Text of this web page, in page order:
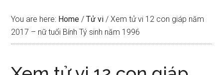
You are here: Home / Tử vi / Xem tử vi 12 con giáp năm
2017 – nữ tuổi Bính Tý sinh năm 1996